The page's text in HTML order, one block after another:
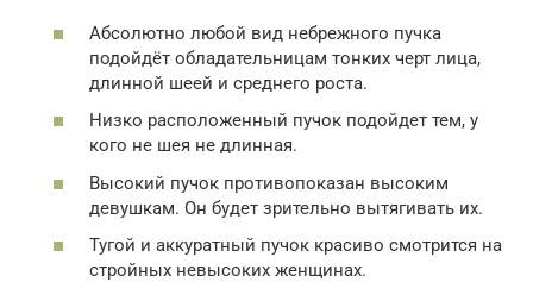
Абсолютно любой вид небрежного пучка
подойдёт обладательницам тонких черт лица,
длинной шеей и среднего роста.
Низко расположенный пучок подойдет тем, у
кого не шея не длинная.
Высокий пучок противопоказан высоким
девушкам. Он будет зрительно вытягивать их.
Тугой и аккуратный пучок красиво смотрится на
стройных невысоких женщинах.